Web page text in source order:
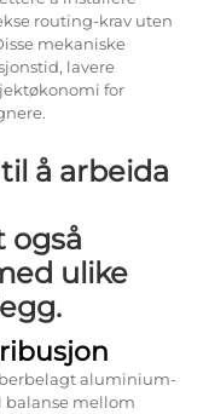
routing-krav uten
mekaniske
lavere
for
å arbeida
også
ulike
aluminium-
mellom